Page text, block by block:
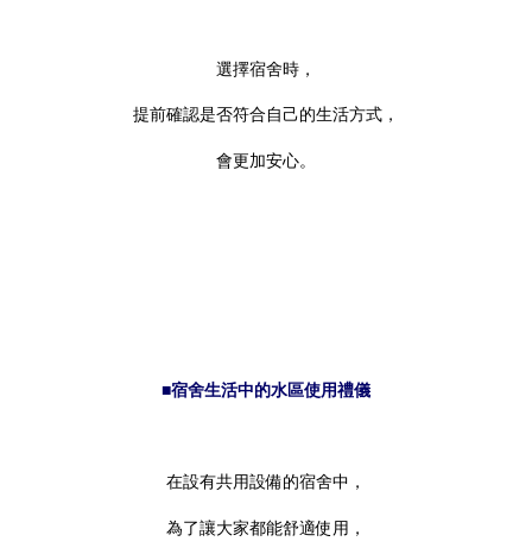
選擇宿舍時，
提前確認是否符合自己的生活方式，
會更加安心。
■宿舍生活中的水區使用禮儀
在設有共用設備的宿舍中，
為了讓大家都能舒適使用，